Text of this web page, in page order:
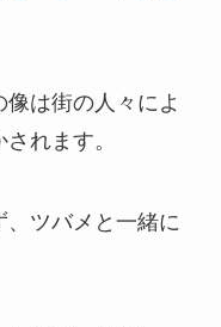
は街の人々によ
れます。
、ツバメと一緒に